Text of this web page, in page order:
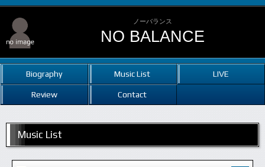
ノーバランス
NO BALANCE
Biography Music List LIVE
Review Contact
Music List